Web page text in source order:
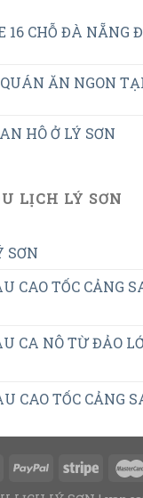
16 CHỖ ĐÀ NẴNG
ĂN NGON
HÔ Ở LÝ SƠN
LỊCH LÝ SƠN
SƠN
CAO TỐC CẢNG
CA NÔ TỪ ĐẢO
CAO TỐC CẢNG